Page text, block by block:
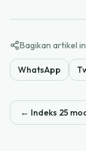
Bagikan artikel
WhatsApp
← Indeks 25